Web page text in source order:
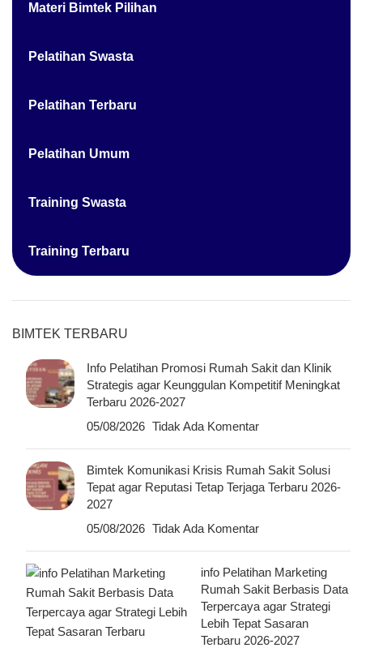
Materi Bimtek Pilihan
Pelatihan Swasta
Pelatihan Terbaru
Pelatihan Umum
Training Swasta
Training Terbaru
BIMTEK TERBARU
Info Pelatihan Promosi Rumah Sakit dan Klinik
Strategis agar Keunggulan Kompetitif Meningkat
Terbaru 2026-2027
05/08/2026 Tidak Ada Komentar
Bimtek Komunikasi Krisis Rumah Sakit Solusi
Tepat agar Reputasi Tetap Terjaga Terbaru 2026-
2027
05/08/2026 Tidak Ada Komentar
info Pelatihan Marketing
Rumah Sakit Berbasis Data
Terpercaya agar Strategi
Lebih Tepat Sasaran
Terbaru 2026-2027